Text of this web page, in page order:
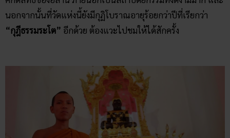
นอกจากนั้นที่วัดแห่งนี้ยังมีกุฏิโบราณอายุร้อยกว่าปีที่เรียกว่า
“กุฎีธรรมระโต” อีกด้วย ต้องแวะไปชมให้ได้สักครั้ง